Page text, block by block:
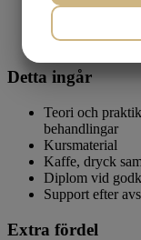
Por
Glow
Detta ingår
Teori och
behandlingar
Kursmaterial
Kaffe, dryck
Diplom vid
Support efter
Extra fördel